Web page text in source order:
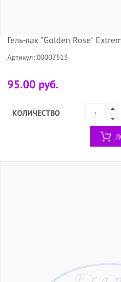
Гель-лак "Golden Rose"
Артикул: 00007513
95.00 руб.
КОЛИЧЕСТВО